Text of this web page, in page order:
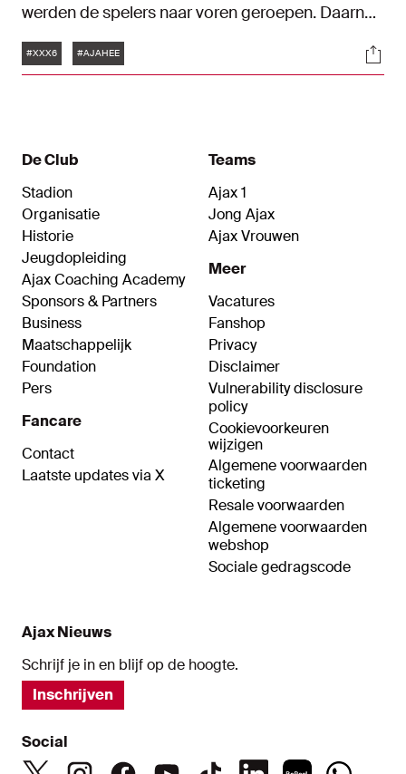
werden de spelers naar voren geroepen. Daarna
de selectie.
Tags
#XXX6 #AJAHEE
De Club
Stadion
Organisatie
Historie
Jeugdopleiding
Ajax Coaching Academy
Sponsors & Partners
Business
Maatschappelijk
Foundation
Pers
Fancare
Contact
Laatste updates via X
Teams
Ajax 1
Jong Ajax
Ajax Vrouwen
Meer
Vacatures
Fanshop
Privacy
Disclaimer
Vulnerability disclosure
policy
Cookievoorkeuren
wijzigen
Algemene voorwaarden
ticketing
Resale voorwaarden
Algemene voorwaarden
webshop
Sociale gedragscode
Ajax Nieuws
Schrijf je in en blijf op de hoogte.
Inschrijven
Social